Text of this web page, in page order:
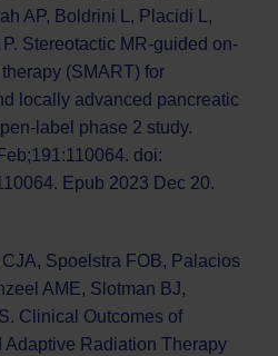
AP, Boldrini L, Placidi L,
Stereotactic MR-guided on-
(SMART) for
locally advanced pancreatic
label phase 2 study.
doi:
Epub 2023 Dec 20.
Spoelstra FOB, Palacios
AME, Slotman BJ,
Clinical Outcomes of
Adaptive Radiation Therapy